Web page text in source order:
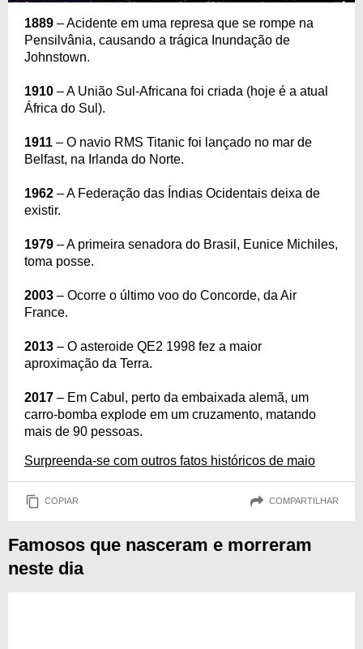
1889 – Acidente em uma represa que se rompe na
Pensilvânia, causando a trágica Inundação de
Johnstown.
1910 – A União Sul-Africana foi criada (hoje é a atual
África do Sul).
1911 – O navio RMS Titanic foi lançado no mar de
Belfast, na Irlanda do Norte.
1962 – A Federação das Índias Ocidentais deixa de
existir.
1979 – A primeira senadora do Brasil, Eunice Michiles,
toma posse.
2003 – Ocorre o último voo do Concorde, da Air
France.
2013 – O asteroide QE2 1998 fez a maior
aproximação da Terra.
2017 – Em Cabul, perto da embaixada alemã, um
carro-bomba explode em um cruzamento, matando
mais de 90 pessoas.
Surpreenda-se com outros fatos históricos de maio
COPIAR COMPARTILHAR
Famosos que nasceram e morreram
neste dia